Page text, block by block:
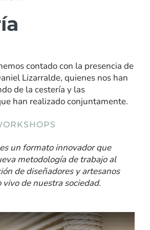
contado con la presencia de
Lizarralde, quienes nos han
de la cestería y las
han realizado conjuntamente.
un formato innovador que
metodología de trabajo al
de diseñadores y artesanos
de nuestra sociedad.